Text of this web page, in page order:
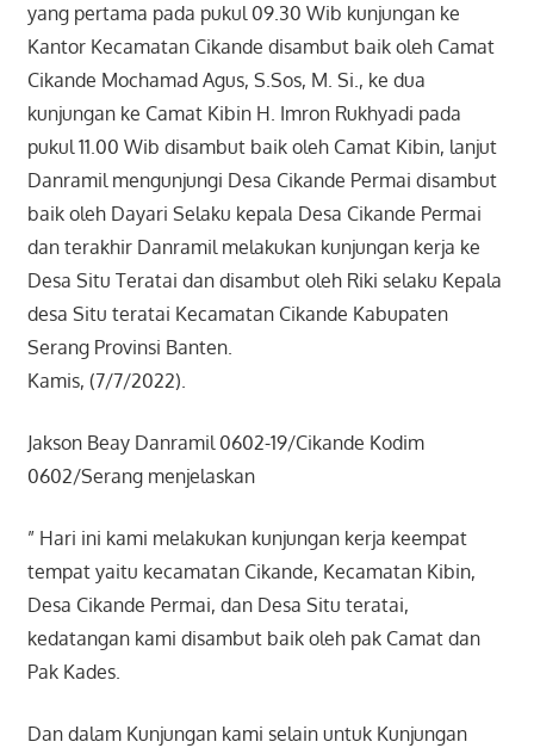
yang pertama pada pukul 09.30 Wib kunjungan ke
Kantor Kecamatan Cikande disambut baik oleh Camat
Cikande Mochamad Agus, S.Sos, M. Si., ke dua
kunjungan ke Camat Kibin H. Imron Rukhyadi pada
pukul 11.00 Wib disambut baik oleh Camat Kibin, lanjut
Danramil mengunjungi Desa Cikande Permai disambut
baik oleh Dayari Selaku kepala Desa Cikande Permai
dan terakhir Danramil melakukan kunjungan kerja ke
Desa Situ Teratai dan disambut oleh Riki selaku Kepala
desa Situ teratai Kecamatan Cikande Kabupaten
Serang Provinsi Banten.
Kamis, (7/7/2022).
Jakson Beay Danramil 0602-19/Cikande Kodim
0602/Serang menjelaskan
” Hari ini kami melakukan kunjungan kerja keempat
tempat yaitu kecamatan Cikande, Kecamatan Kibin,
Desa Cikande Permai, dan Desa Situ teratai,
kedatangan kami disambut baik oleh pak Camat dan
Pak Kades.
Dan dalam Kunjungan kami selain untuk Kunjungan